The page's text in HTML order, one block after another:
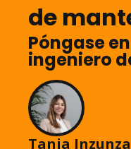
de
Póngase
ingeniero
Tania Inzunza